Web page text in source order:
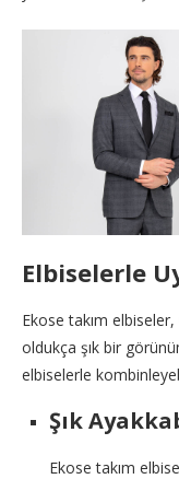
Elbiselerle
Ekose takım
oldukça şık bir
elbiselerle
Şık
Ekose takım